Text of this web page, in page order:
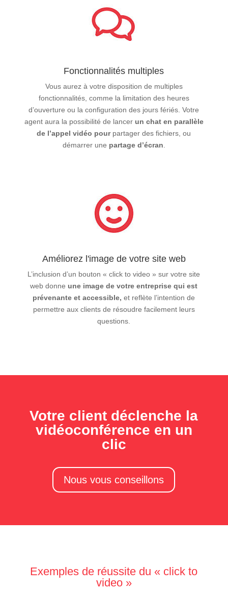
Fonctionnalités multiples
Vous aurez à votre disposition de multiples
fonctionnalités, comme la limitation des heures
d’ouverture ou la configuration des jours fériés. Votre
agent aura la possibilité de lancer un chat en parallèle
de l’appel vidéo pourpartager des fichiers, ou
démarrer une partage d’écran
Améliorez l'image de votre site web
L’inclusion d’un bouton « click to video » sur votre site
web donne une image de votre entreprise qui est
prévenante et accessible, et reflète l’intention de
permettre aux clients de résoudre facilement leurs
questions.
Votre client déclenche la
vidéoconférence en un
clic
Nous vous conseillons
Exemples de réussite du « click to
video »